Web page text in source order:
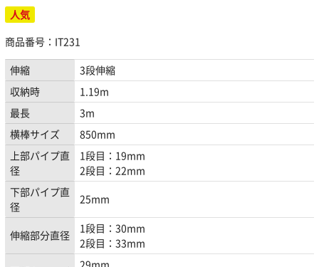
人気
商品番号：IT231
伸縮
3段伸縮
収納時
1.19m
最長
3m
横棒サイズ
850mm
上部パイプ直
径
1段目：19mm
2段目：22mm
下部パイプ直
径
25mm
伸縮部分直径
1段目：30mm
2段目：33mm